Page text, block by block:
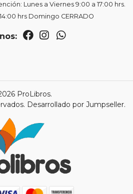
Lunes a Viernes 9:00 a 17:00 hrs.
hrs Domingo CERRADO
ProLibros.
Desarrollado por Jumpseller.